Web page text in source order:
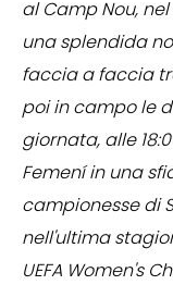
al Camp Nou,
una splendida
faccia a faccia
poi in campo le
giornata, alle
Femení in una
campionesse di
nell'ultima
UEFA Women's